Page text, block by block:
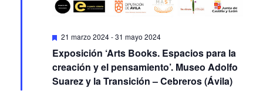
Featured
21 marzo 2024-31 mayo 2024
Exposición ‘Arts Books. Espacios para la
creación y el pensamiento’. Museo Adolfo
Suarez y la Transición – Cebreros (Ávila)